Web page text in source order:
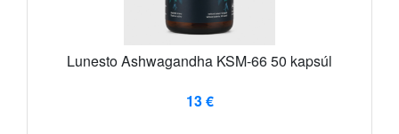
Lunesto Ashwagandha KSM-66 50 kapsúl
13 €